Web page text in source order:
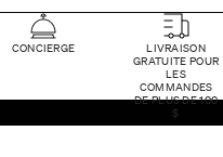
CONCIERGE
LIVRAISON
GRATUITE POUR
LES
COMMANDES
DE PLUS DE 100
$